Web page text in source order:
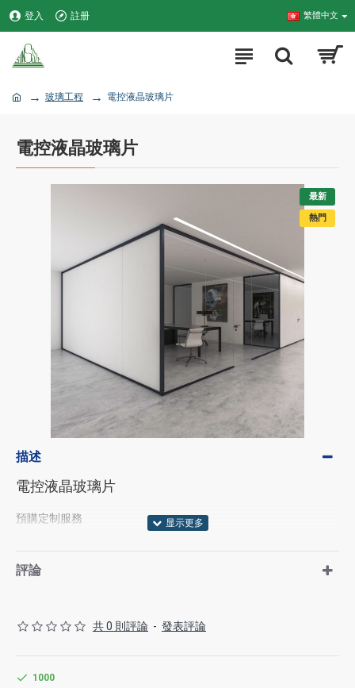
登入 註册 繁體中文
玻璃工程 電控液晶玻璃片
電控液晶玻璃片
最新
熱門
描述
電控液晶玻璃片
預購定制服務
評論
共 0 則評論 - 發表評論
1000